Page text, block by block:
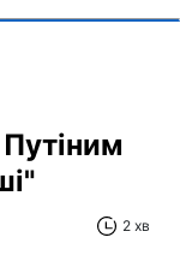
2 хв